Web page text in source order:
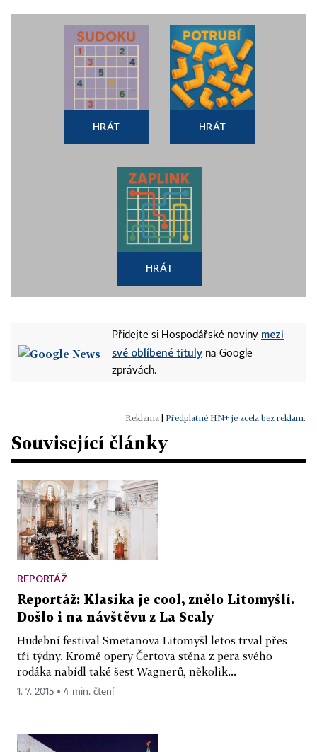
HRÁT HRÁT
HRÁT
Přidejte si Hospodářské noviny mezi
své oblíbené tituly na Google
zprávách.
Předplatné HN+ je zcela bez reklam.
Související články
REPORTÁŽ
Reportáž: Klasika je cool, znělo Litomyšlí.
Došlo i na návštěvu z La Scaly
Hudební festival Smetanova Litomyšl letos trval přes
tři týdny. Kromě opery Čertova stěna z pera svého
rodáka nabídl také šest Wagnerů, několik...
1. 7. 2015 ▪ 4 min. čtení